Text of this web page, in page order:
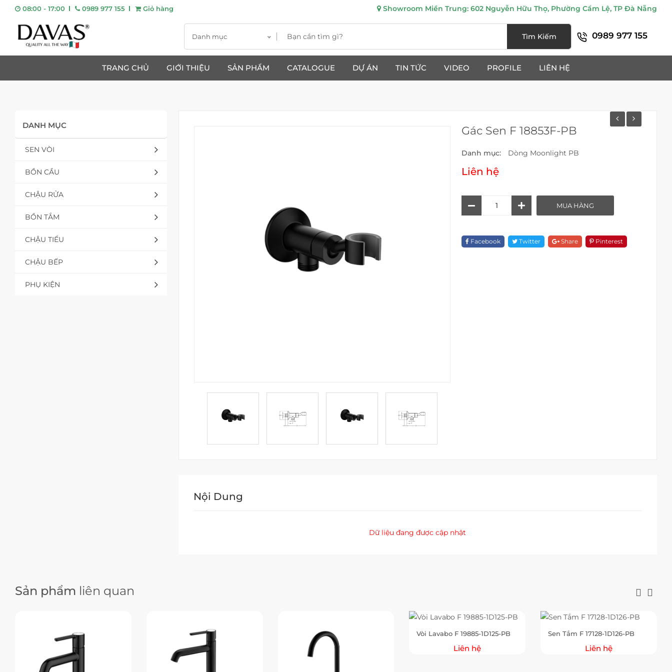
08:00 - 17:00 0989 977 155 Giỏ hàng Showroom Miền Trung: 602 Nguyễn Hữu Thọ, Phường Cẩm Lệ, TP Đà Nẵng
Danh mục Tìm Kiếm 0989 977 155
TRANG CHỦ GIỚI THIỆU SẢN PHẨM CATALOGUE DỰ ÁN TIN TỨC VIDEO PROFILE LIÊN HỆ
DANH MỤC
SEN VÒI
BỒN CẦU
CHẬU RỬA
BỒN TẮM
CHẬU TIỂU
CHẬU BẾP
PHỤ KIỆN
Gác Sen F 18853F-PB
Danh mục: Dòng Moonlight PB
Liên hệ
18853F-
PB
MUA HÀNG
Facebook Twitter Share Pinterest
Nội Dung
Dữ liệu đang được cập nhật
Sản phẩm liên quan
Vòi Lavabo F 19885-1D125-PB
Liên hệ
Sen Tắm F 17128-1D126-PB
Liên hệ